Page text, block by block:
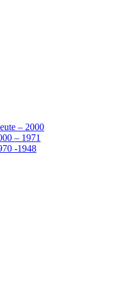
– 2000
– 1971
-1948